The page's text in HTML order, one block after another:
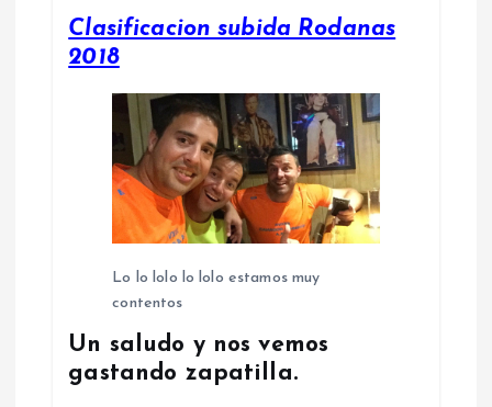
Clasificacion subida Rodanas
2018
Lo lo lolo lo lolo estamos muy
contentos
Un saludo y nos vemos
gastando zapatilla.